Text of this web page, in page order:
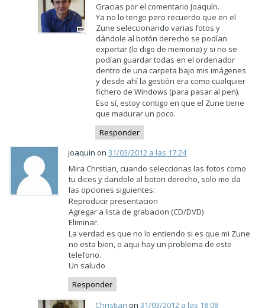
Gracias por el comentario Joaquín.
Ya no lo tengo pero recuerdo que en el
Zune seleccionando varias fotos y
dándole al botón derecho se podían
exportar (lo digo de memoria) y si no se
podían guardar todas en el ordenador
dentro de una carpeta bajo mis imágenes
y desde ahí la gestión era como cualquier
fichero de Windows (para pasar al pen).
Eso sí, estoy contigo en que el Zune tiene
que madurar un poco.
Responder
joaquin on31/03/2012 a las 17:24
Mira Chrstian, cuando seleccionas las fotos como
tu dices y dandole al boton derecho, solo me da
las opciones siguientes:
Reproducir presentacion
Agregar a lista de grabacion (CD/DVD)
Eliminar.
La verdad es que no lo entiendo si es que mi Zune
no esta bien, o aqui hay un problema de este
telefono.
Un saludo
Responder
Christian on31/03/2012 a las 18:08